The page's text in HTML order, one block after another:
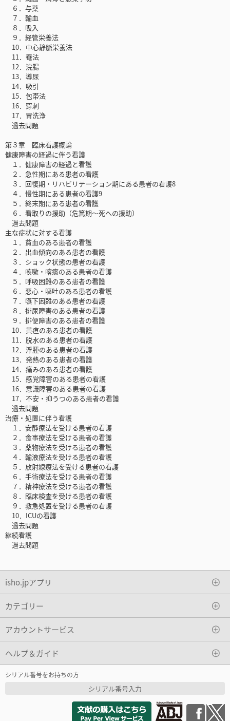
６．与薬
７．輸血
８．吸入
９．経管栄養法
10．中心静脈栄養法
11．罨法
12．浣腸
13．導尿
14．吸引
15．包帯法
16．穿刺
17．胃洗浄
過去問題
第３章 臨床看護概論
健康障害の経過に伴う看護
１．健康障害の経過と看護
２．急性期にある患者の看護
３．回復期・リハビリテーション期にある患者の看護8
４．慢性期にある患者の看護9
５．終末期にある患者の看護
６．看取りの援助（危篤期～死への援助）
過去問題
主な症状に対する看護
１．貧血のある患者の看護
２．出血傾向のある患者の看護
３．ショック状態の患者の看護
４．咳嗽・喀痰のある患者の看護
５．呼吸困難のある患者の看護
６．悪心・嘔吐のある患者の看護
７．嚥下困難のある患者の看護
８．排尿障害のある患者の看護
９．排便障害のある患者の看護
10．黄疸のある患者の看護
11．脱水のある患者の看護
12．浮腫のある患者の看護
13．発熱のある患者の看護
14．痛みのある患者の看護
15．感覚障害のある患者の看護
16．意識障害のある患者の看護
17．不安・抑うつのある患者の看護
過去問題
治療・処置に伴う看護
１．安静療法を受ける患者の看護
２．食事療法を受ける患者の看護
３．薬物療法を受ける患者の看護
４．輸液療法を受ける患者の看護
５．放射線療法を受ける患者の看護
６．手術療法を受ける患者の看護
７．精神療法を受ける患者の看護
８．臨床検査を受ける患者の看護
９．救急処置を受ける患者の看護
10．ICUの看護
過去問題
継続看護
過去問題
isho.jpアプリ
カテゴリー
アカウントサービス
ヘルプ＆ガイド
シリアル番号をお持ちの方
シリアル番号入力